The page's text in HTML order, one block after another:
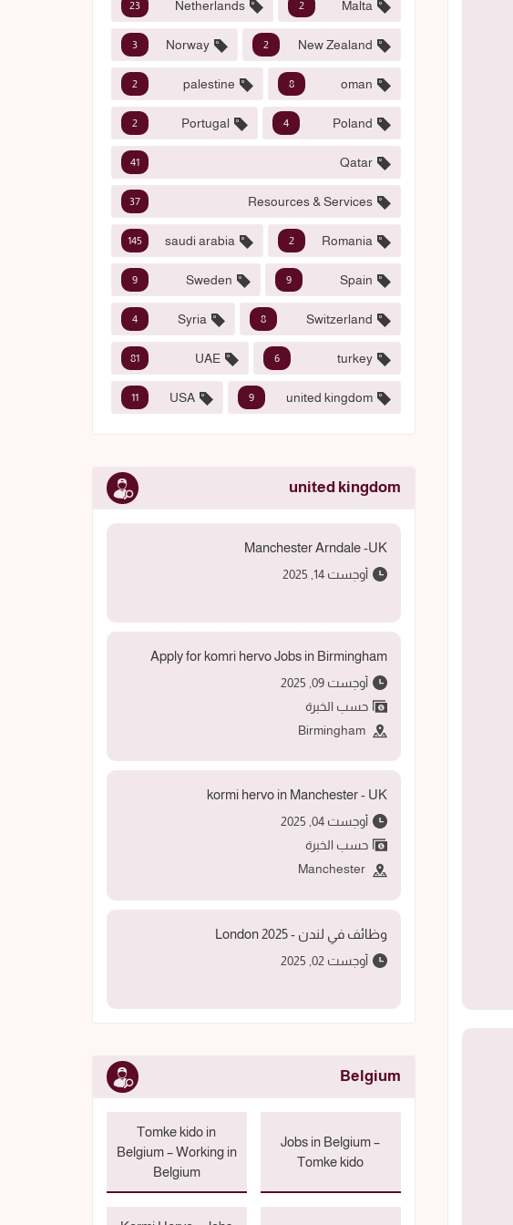
Malta
2
Netherlands
23
New Zealand
2
Norway
3
oman
8
palestine
2
Poland
4
Portugal
2
Qatar
41
Resources & Services
37
Romania
2
saudi arabia
145
Spain
9
Sweden
9
Switzerland
8
Syria
4
turkey
6
UAE
81
united kingdom
9
USA
11
united kingdom
Manchester Arndale -UK
أوجست 14, 2025
Apply for komri hervo Jobs in Birmingham
أوجست 09, 2025
حسب الخبرة
Birmingham
kormi hervo in Manchester - UK
أوجست 04, 2025
حسب الخبرة
Manchester
وظائف في لندن - 2025 London
أوجست 02, 2025
Belgium
Jobs in Belgium –
Tomke kido
Tomke kido in
Belgium – Working in
Belgium